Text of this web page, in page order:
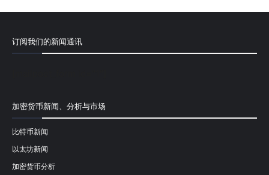
订阅我们的新闻通讯
加密货币新闻、分析与市场
比特币新闻
以太坊新闻
加密货币分析